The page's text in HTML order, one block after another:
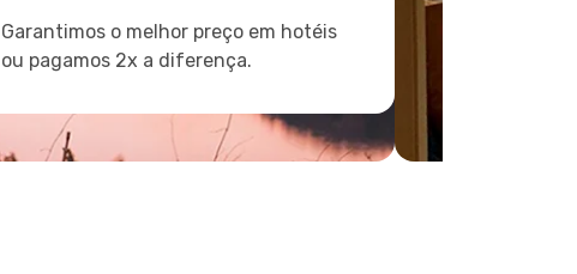
Garantimos o melhor preço em hotéis
ou pagamos 2x a diferença.